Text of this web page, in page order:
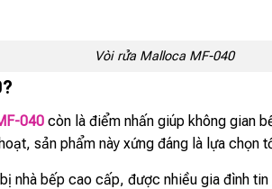
Vòi rửa Malloca MF-040
040 còn là điểm nhấn giúp không gian
sản phẩm này xứng đáng là lựa chọn
nhà bếp cao cấp, được nhiều gia đình tin